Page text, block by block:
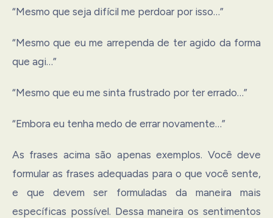
“Mesmo que seja difícil me perdoar por isso…”
“Mesmo que eu me arrependa de ter agido da forma
que agi…”
“Mesmo que eu me sinta frustrado por ter errado…”
“Embora eu tenha medo de errar novamente…”
As frases acima são apenas exemplos. Você deve
formular as frases adequadas para o que você sente,
e que devem ser formuladas da maneira mais
específicas possível. Dessa maneira os sentimentos